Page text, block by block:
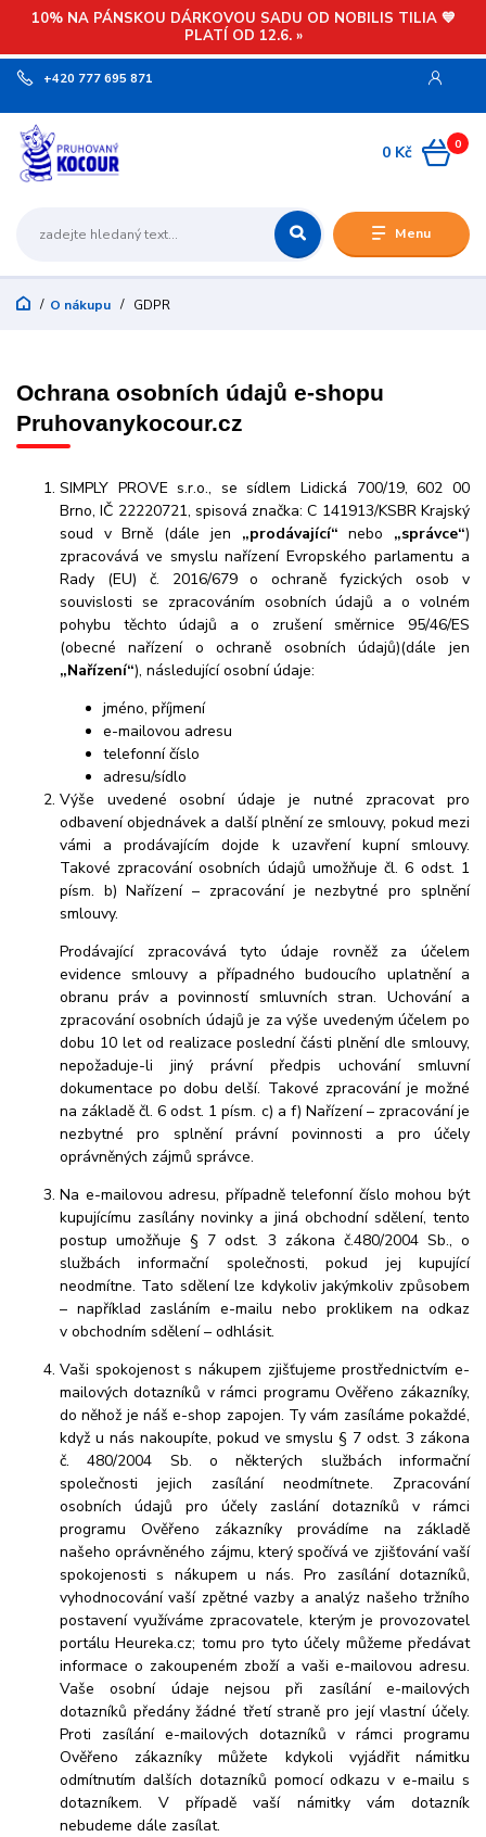
10% NA PÁNSKOU DÁRKOVOU SADU OD NOBILIS TILIA 💙
PLATÍ OD 12.6. »
Menu
+420 777 695 871
0
0 Kč
O nákupu GDPR
Ochrana osobních údajů e-shopu
Pruhovanykocour.cz
SIMPLY PROVE s.r.o., se sídlem Lidická 700/19, 602 00
Brno, IČ 22220721, spisová značka: C 141913/KSBR Krajský
soud v Brně (dále jen „prodávající“ nebo „správce“)
zpracovává ve smyslu nařízení Evropského parlamentu a
Rady (EU) č. 2016/679 o ochraně fyzických osob v
souvislosti se zpracováním osobních údajů a o volném
pohybu těchto údajů a o zrušení směrnice 95/46/ES
(obecné nařízení o ochraně osobních údajů)(dále jen
„Nařízení“), následující osobní údaje:
jméno, příjmení
e-mailovou adresu
telefonní číslo
adresu/sídlo
Výše uvedené osobní údaje je nutné zpracovat pro
odbavení objednávek a další plnění ze smlouvy, pokud mezi
vámi a prodávajícím dojde k uzavření kupní smlouvy.
Takové zpracování osobních údajů umožňuje čl. 6 odst. 1
písm. b) Nařízení – zpracování je nezbytné pro splnění
smlouvy.
Prodávající zpracovává tyto údaje rovněž za účelem
evidence smlouvy a případného budoucího uplatnění a
obranu práv a povinností smluvních stran. Uchování a
zpracování osobních údajů je za výše uvedeným účelem po
dobu 10 let od realizace poslední části plnění dle smlouvy,
nepožaduje-li jiný právní předpis uchování smluvní
dokumentace po dobu delší. Takové zpracování je možné
na základě čl. 6 odst. 1 písm. c) a f) Nařízení – zpracování je
nezbytné pro splnění právní povinnosti a pro účely
oprávněných zájmů správce.
Na e-mailovou adresu, případně telefonní číslo mohou být
kupujícímu zasílány novinky a jiná obchodní sdělení, tento
postup umožňuje § 7 odst. 3 zákona č.480/2004 Sb., o
službách informační společnosti, pokud jej kupující
neodmítne. Tato sdělení lze kdykoliv jakýmkoliv způsobem
– například zasláním e-mailu nebo proklikem na odkaz
v obchodním sdělení – odhlásit.
Vaši spokojenost s nákupem zjišťujeme prostřednictvím e-
mailových dotazníků v rámci programu Ověřeno zákazníky,
do něhož je náš e-shop zapojen. Ty vám zasíláme pokaždé,
když u nás nakoupíte, pokud ve smyslu § 7 odst. 3 zákona
č. 480/2004 Sb. o některých službách informační
společnosti jejich zasílání neodmítnete. Zpracování
osobních údajů pro účely zaslání dotazníků v rámci
programu Ověřeno zákazníky provádíme na základě
našeho oprávněného zájmu, který spočívá ve zjišťování vaší
spokojenosti s nákupem u nás. Pro zasílání dotazníků,
vyhodnocování vaší zpětné vazby a analýz našeho tržního
postavení využíváme zpracovatele, kterým je provozovatel
portálu Heureka.cz; tomu pro tyto účely můžeme předávat
informace o zakoupeném zboží a vaši e-mailovou adresu.
Vaše osobní údaje nejsou při zasílání e-mailových
dotazníků předány žádné třetí straně pro její vlastní účely.
Proti zasílání e-mailových dotazníků v rámci programu
Ověřeno zákazníky můžete kdykoli vyjádřit námitku
odmítnutím dalších dotazníků pomocí odkazu v e-mailu s
dotazníkem. V případě vaší námitky vám dotazník
nebudeme dále zasílat.